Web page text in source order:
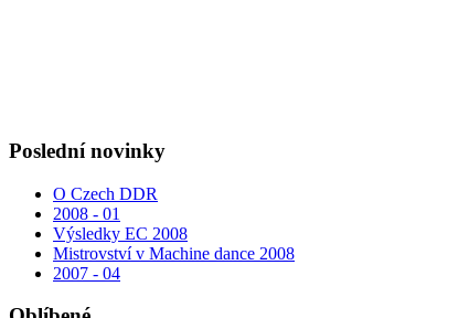
Poslední novinky
O Czech DDR
2008 - 01
Výsledky EC 2008
Mistrovství v Machine dance 2008
2007 - 04